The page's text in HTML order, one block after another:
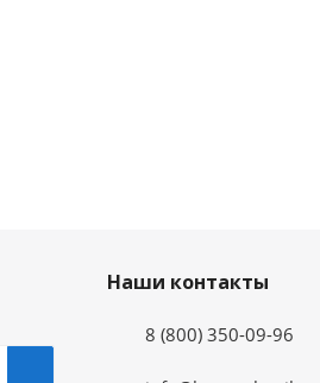
Наши контакты
8 (800) 350-09-96